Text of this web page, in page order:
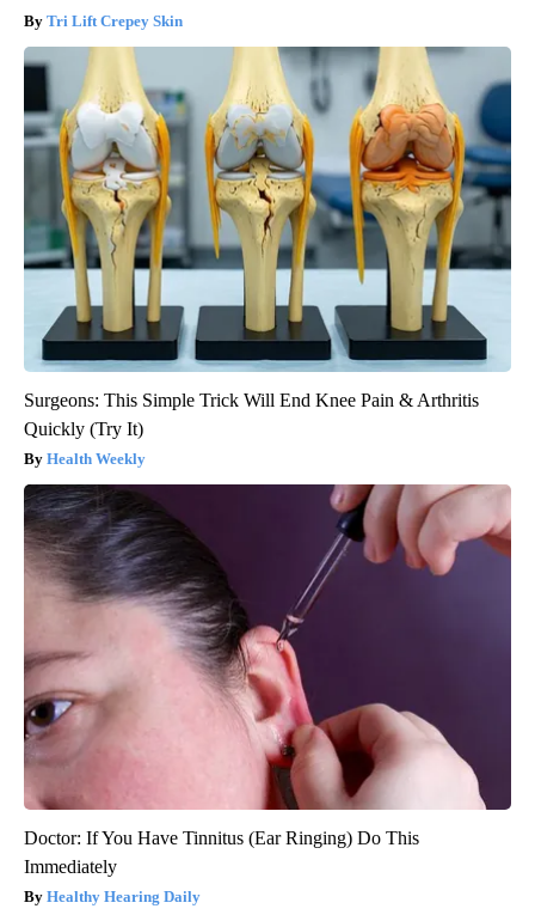
Tri Lift Crepey Skin
Surgeons: This Simple Trick Will End Knee Pain & Arthritis
Quickly (Try It)
Health Weekly
Doctor: If You Have Tinnitus (Ear Ringing) Do This
Immediately
Healthy Hearing Daily